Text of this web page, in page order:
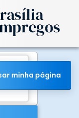
minha página